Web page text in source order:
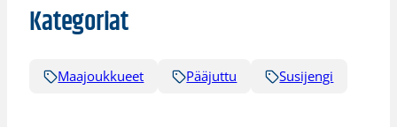
Kategoriat
Maajoukkueet Pääjuttu Susijengi